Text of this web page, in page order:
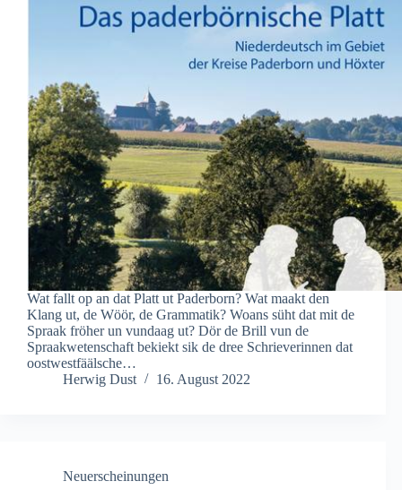
Wat fallt op an dat Platt ut Paderborn? Wat maakt den
Klang ut, de Wöör, de Grammatik? Woans süht dat mit de
Spraak fröher un vundaag ut? Dör de Brill vun de
Spraakwetenschaft bekiekt sik de dree Schrieverinnen dat
oostwestfäälsche…
Herwig Dust
16. August 2022
Neuerscheinungen